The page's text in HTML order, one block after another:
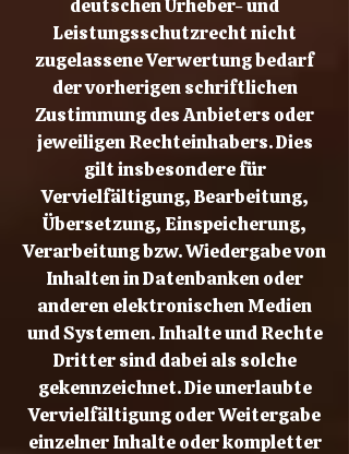
deutschen Urheber- und
Leistungsschutzrecht nicht
zugelassene Verwertung bedarf
der vorherigen schriftlichen
Zustimmung des Anbieters oder
jeweiligen Rechteinhabers. Dies
gilt insbesondere für
Vervielfältigung, Bearbeitung,
Übersetzung, Einspeicherung,
Verarbeitung bzw. Wiedergabe von
Inhalten in Datenbanken oder
anderen elektronischen Medien
und Systemen. Inhalte und Rechte
Dritter sind dabei als solche
gekennzeichnet. Die unerlaubte
Vervielfältigung oder Weitergabe
einzelner Inhalte oder kompletter